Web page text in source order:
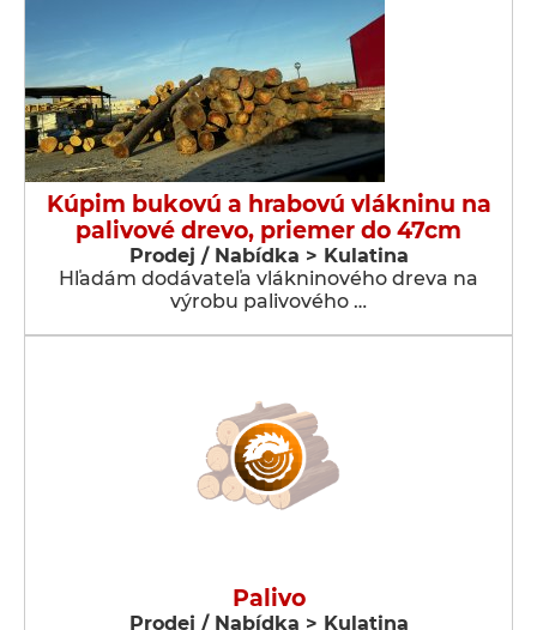
Kúpim bukovú a hrabovú vlákninu na
palivové drevo, priemer do 47cm
Prodej / Nabídka > Kulatina
Hľadám dodávateľa vlákninového dreva na
výrobu palivového …
Palivo
Prodej / Nabídka > Kulatina